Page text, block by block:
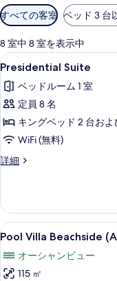
利
用
可
能
な
客
室
の
り
込
件
すべての客室 ベッド 3 台
8 室中 8 室を表示中
Presidential
Suite
の
す
べ
て
の
を
表
示
す
1
Presidential Suite
ベッドルーム 1 室
定員 8 名
キングベッド 2 台お
WiFi (無料)
詳細
Presidential
細
Pool
Villa
Beachside
(Adult
15
Pool Villa Beachside
オーシャンビュー
115 ㎡